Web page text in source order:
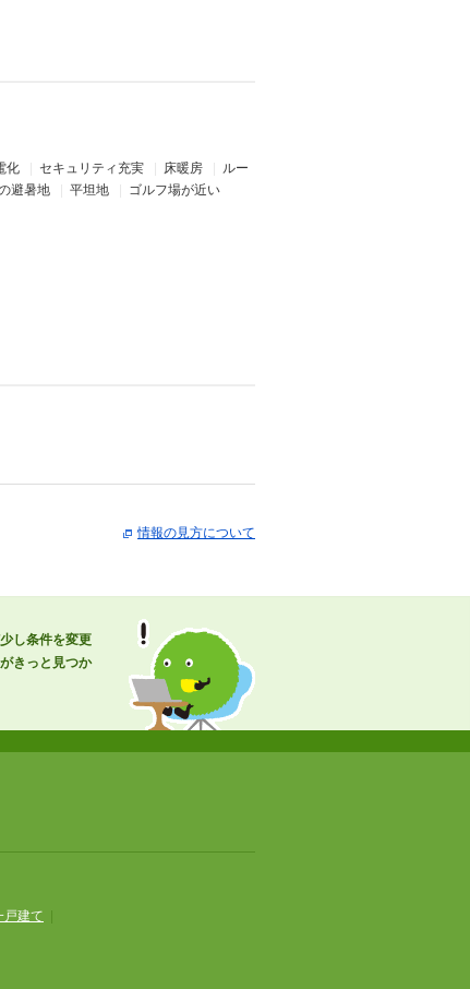
化 セキュリティ充実 床暖房
ルー
避暑地 平坦地 ゴルフ場が近い
情報の見方について
し条件を変更
きっと見つか
戸建て